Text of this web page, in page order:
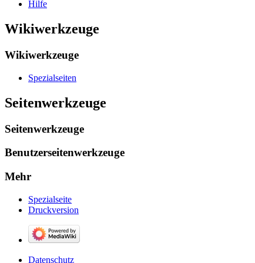
Hilfe
Wikiwerkzeuge
Wikiwerkzeuge
Spezialseiten
Seitenwerkzeuge
Seitenwerkzeuge
Benutzerseitenwerkzeuge
Mehr
Spezialseite
Druckversion
Datenschutz